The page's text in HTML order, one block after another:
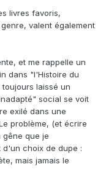
L'ataraxie est-elle
livres favoris,
valent également
et me rappelle un
dans "l'Histoire du
laissé un
social se voit
exilé dans une
problème, (et écrire
gêne que je
choix de dupe :
mais jamais le